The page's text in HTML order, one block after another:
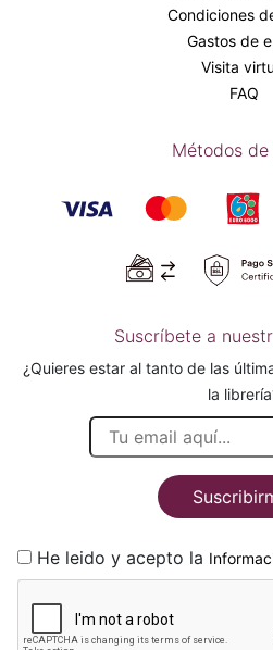
Condiciones
Gastos de
Visita
FAQ
Métodos
Suscríbete a
¿Quieres estar al tanto de las
la
He leido y acepto la